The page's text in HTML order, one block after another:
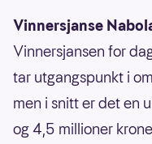
Vinnersjanse
Vinnersjansen for
tar utgangspunkt i
men i snitt er det en
og 4,5 millioner